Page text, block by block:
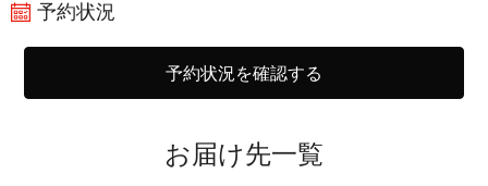
予約状況
予約状況を確認する
お届け先一覧